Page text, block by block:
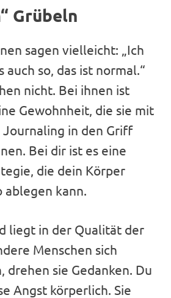
Grübeln
sagen vielleicht: „Ich
auch so, das ist normal.“
nicht. Bei ihnen ist
Gewohnheit, die sie mit
in den Griff
Bei dir ist es eine
die dein Körper
ablegen kann.
liegt in der Qualität der
Menschen sich
drehen sie Gedanken. Du
Angst körperlich. Sie